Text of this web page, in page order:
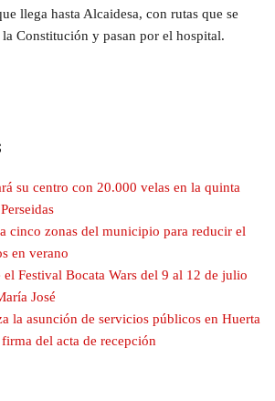
llega hasta Alcaidesa, con rutas que se
Constitución y pasan por el hospital.
su centro con 20.000 velas en la quinta
cinco zonas del municipio para reducir el
en verano
el Festival Bocata Wars del 9 al 12 de julio
José
la asunción de servicios públicos en Huerta
del acta de recepción